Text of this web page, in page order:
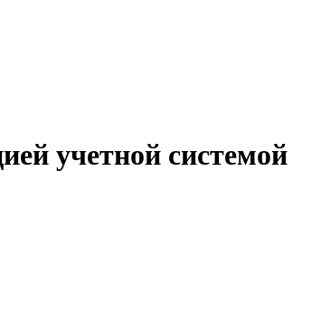
учетной системой